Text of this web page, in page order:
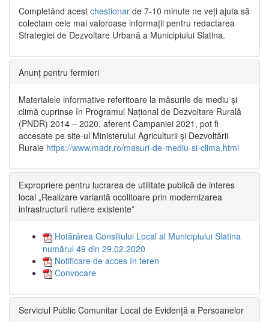
Completând acest chestionar de 7-10 minute ne veți ajuta să
colectam cele mai valoroase informații pentru redactarea
Strategiei de Dezvoltare Urbană a Municipiului Slatina.
Anunț pentru fermieri
Materialele informative referitoare la măsurile de mediu și
climă cuprinse în Programul Național de Dezvoltare Rurală
(PNDR) 2014 – 2020, aferent Campaniei 2021, pot fi
accesate pe site-ul Ministerului Agriculturii și Dezvoltării
Rurale https://www.madr.ro/masuri-de-mediu-si-clima.html
Expropriere pentru lucrarea de utilitate publică de interes
local „Realizare variantă ocolitoare prin modernizarea
infrastructurii rutiere existente”
Hotărârea Consiliului Local al Municipiului Slatina
numărul 49 din 29.02.2020
Notificare de acces în teren
Convocare
Serviciul Public Comunitar Local de Evidență a Persoanelor